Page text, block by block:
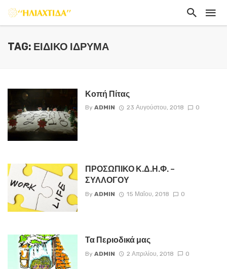
TAG: ΕΙΔΙΚΌ ΊΔΡΥΜΑ
Κοπή Πίτας
By ADMIN 23 Αυγούστου, 2018 0
ΠΡΟΣΩΠΙΚΟ Κ.Δ.Η.Φ. –
ΣΥΛΛΟΓΟΥ
By ADMIN 15 Μαΐου, 2018 0
Τα Περιοδικά μας
By ADMIN 2 Απριλίου, 2018 0